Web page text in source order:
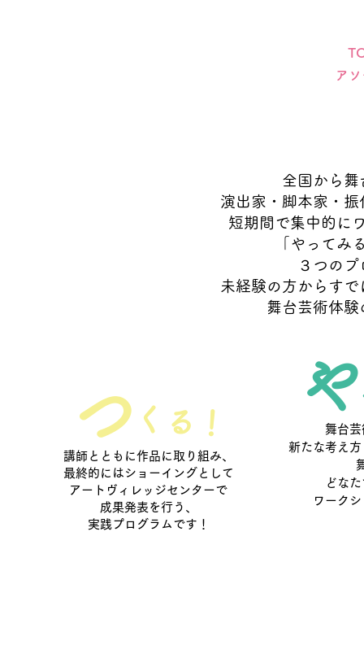
ア
全国から舞
演出家・脚本家・
短期間で集中的に
「や ってみ
３つの
未経験の方からすで
舞台芸術体
講師とともに作品に取り組み、
最終的にはショーイング として
アートヴィレッジセンターで
成果発表を行う、
実践プログラムです！
つ くる！
舞台
新たな考え
どな
ワーク